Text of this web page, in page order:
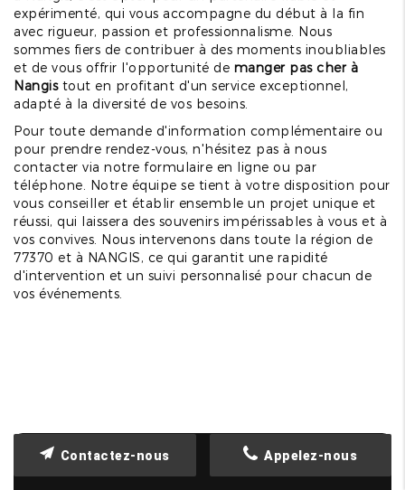
expérimenté, qui vous accompagne du début à la fin
avec rigueur, passion et professionnalisme. Nous
sommes fiers de contribuer à des moments inoubliables
et de vous offrir l'opportunité de manger pas cher à
Nangistout en profitant d'un service exceptionnel,
adapté à la diversité de vos besoins.
Pour toute demande d'information complémentaire ou
pour prendre rendez-vous, n'hésitez pas à nous
contacter via notre formulaire en ligne ou par
téléphone. Notre équipe se tient à votre disposition pour
vous conseiller et établir ensemble un projet unique et
réussi, qui laissera des souvenirs impérissables à vous et à
vos convives. Nous intervenons dans toute la région de
77370 et à NANGIS, ce qui garantit une rapidité
d'intervention et un suivi personnalisé pour chacun de
vos événements.
Appelez-nous
Contactez-nous